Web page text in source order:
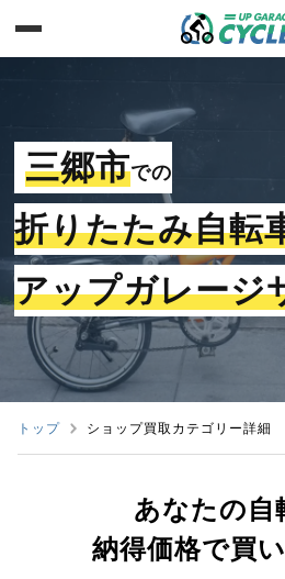
三郷市での
折りたたみ自転
アップガレージ
トップ ショップ買取カテゴリー詳細
あなたの自
納得価格で買